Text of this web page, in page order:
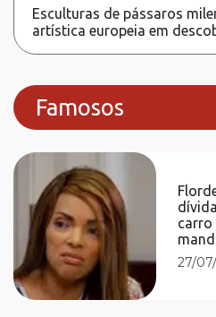
Esculturas de pássaros
artística europeia em
Famosos
carro
27/